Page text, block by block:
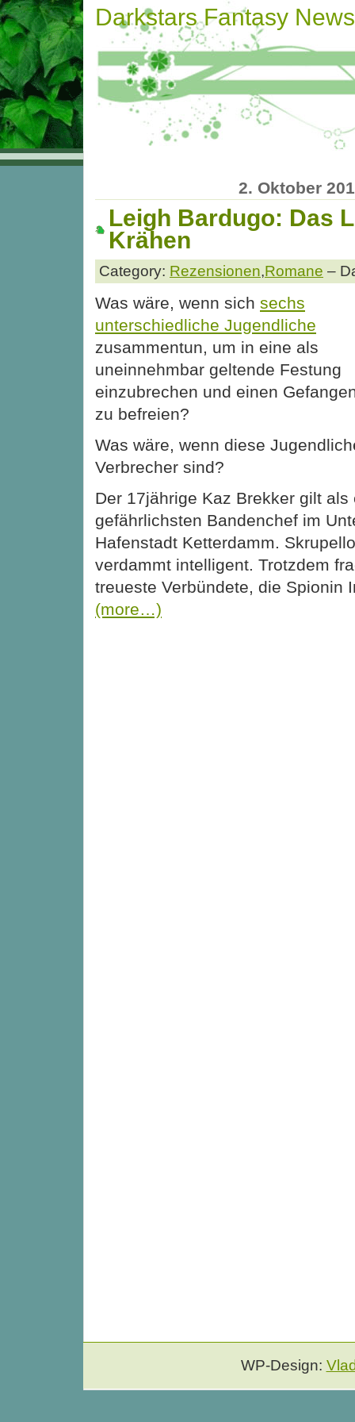
Darkstars Fantasy News
2. Oktober
Leigh Bardugo: Das
Krähen
Category: Rezensionen,Romane –
Was wäre, wenn sich sechs
unterschiedliche Jugendliche
zusammentun, um in eine als
uneinnehmbar geltende Festung
einzubrechen und einen
zu befreien?
Was wäre, wenn diese
Verbrecher sind?
Der 17jährige Kaz Brekker gilt als
gefährlichsten Bandenchef im
Hafenstadt Ketterdamm.
verdammt intelligent. Trotzdem
treueste Verbündete, die Spionin
(more…)
WP-Design: